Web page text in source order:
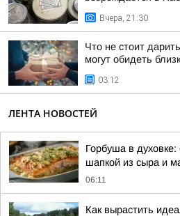
Вчера, 21:30
Что не стоит
могут обидеть
03:12
ЛЕНТА НОВОСТЕЙ
Горбуша в
шапкой из сыра и
06:11
Как вырастить